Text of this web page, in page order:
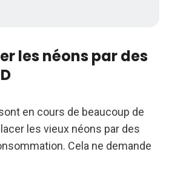
les néons par des
en cours de beaucoup de
les vieux néons par des
Cela ne demande